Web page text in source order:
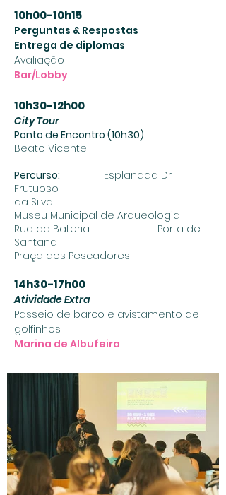
10h00-10h15
Perguntas & Respostas
Entrega de diplomas
Avaliação
Bar/Lobby
10h30-12h00
City Tour
Ponto de Encontro (10h30)
Beato Vicente
Percurso:
Esplanada Dr.
Frutuoso
da Silva
Museu Municipal de Arqueologia
Rua da Bateria Porta de
Santana
Praça dos Pescadores
14h30-17h00
Atividade Extra
Passeio de barco e avistamento de
golfinhos
Marina de Albufeira